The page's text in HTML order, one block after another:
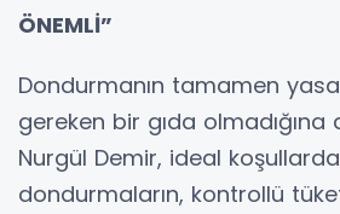
ÖNEMLİ”
Dondurmanın tamamen
gereken bir gıda olmadığına
Nurgül Demir, ideal
dondurmaların, kontrollü